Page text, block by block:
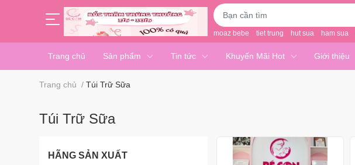
moaz bebe tiet trung hut sua ham sua
Trang chủ Sản phẩm Tin tức Khuyến Mãi Hot Giới thiệu
Trang chủ / Túi Trữ Sữa
Túi Trữ Sữa
HÃNG SẢN XUẤT